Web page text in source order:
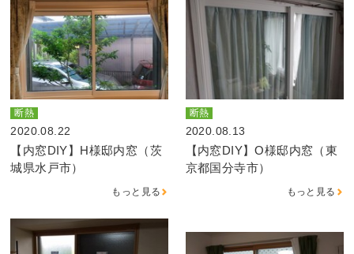
断熱
2020.08.22
【内窓DIY】H様邸内窓（茨
城県水戸市）
もっと見る
断熱
2020.08.13
【内窓DIY】O様邸内窓（東
京都国分寺市）
もっと見る